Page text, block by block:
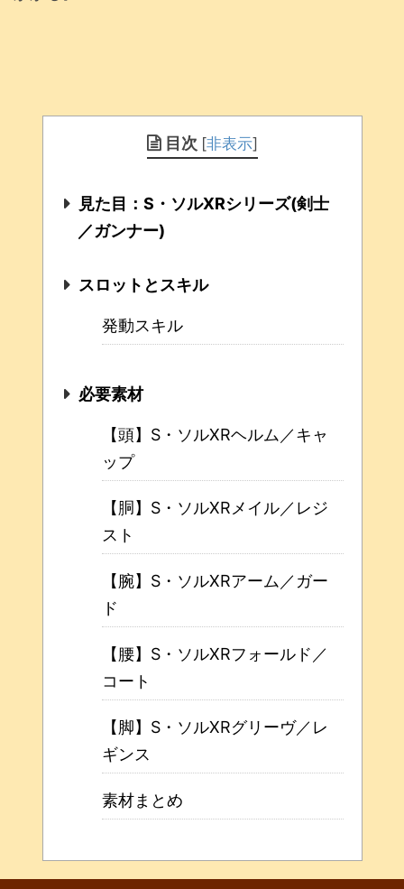
目次 [非表示]
見た目：S・ソルXRシリーズ(剣士
／ガンナー)
スロットとスキル
発動スキル
必要素材
【頭】S・ソルXRヘルム／キャ
ップ
【胴】S・ソルXRメイル／レジ
スト
【腕】S・ソルXRアーム／ガー
ド
【腰】S・ソルXRフォールド／
コート
【脚】S・ソルXRグリーヴ／レ
ギンス
素材まとめ